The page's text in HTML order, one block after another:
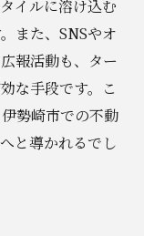
イルに溶け込む
また、SNSやオ
報活動も、ター
な手段です。こ
勢崎市での不動
と導かれるでし